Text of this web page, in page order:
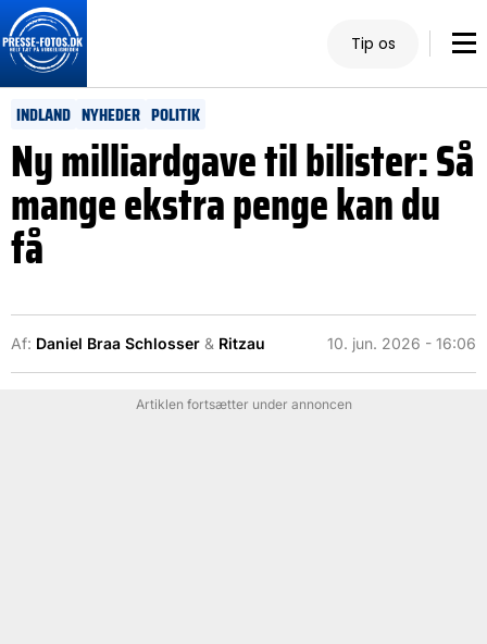
Tip os
INDLAND NYHEDER POLITIK
Ny milliardgave til bilister: Så
mange ekstra penge kan du
få
Af: Daniel Braa Schlosser & Ritzau 10. jun. 2026 - 16:06
Artiklen fortsætter under annoncen